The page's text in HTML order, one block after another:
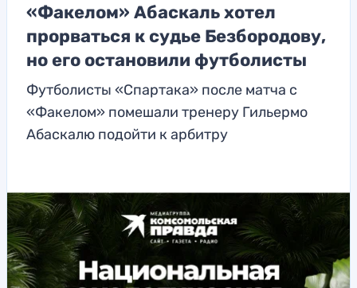
«Факелом» Абаскаль хотел
прорваться к судье Безбородову,
но его остановили футболисты
Футболисты «Спартака» после матча с
«Факелом» помешали тренеру Гильермо
Абаскалю подойти к арбитру